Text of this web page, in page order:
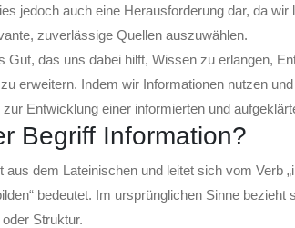
jedoch auch eine Herausforderung dar, da
zuverlässige Quellen auszuwählen.
Gut, das uns dabei hilft, Wissen zu erlangen,
erweitern. Indem wir Informationen nutzen
Entwicklung einer informierten und
Begriff Information?
aus dem Lateinischen und leitet sich vom Verb
bedeutet. Im ursprünglichen Sinne
Struktur.